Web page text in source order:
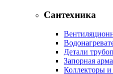
Сантехника
Детали
Запорная
Коллекторы